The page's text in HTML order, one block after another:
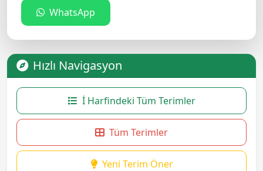
WhatsApp
Hızlı Navigasyon
İ Harfindeki Tüm Terimler
Tüm Terimler
Yeni Terim Öner